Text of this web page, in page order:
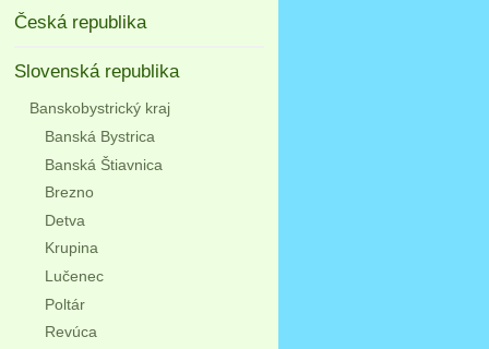
Česká republika
Slovenská republika
Banskobystrický kraj
Banská Bystrica
Banská Štiavnica
Brezno
Detva
Krupina
Lučenec
Poltár
Revúca